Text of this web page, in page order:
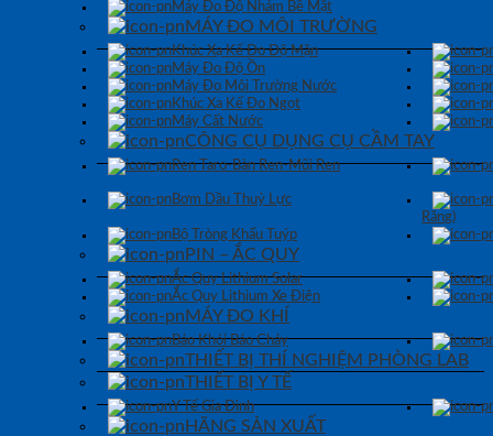
Máy Đo Độ Nhám Bề Mặt
MÁY ĐO MÔI TRƯỜNG
Khúc Xạ Kế Đo Độ Mặn
Máy Đo Độ Ồn
Máy Đo Môi Trường Nước
Khúc Xạ Kế Đo Ngọt
Máy Cất Nước
CÔNG CỤ DỤNG CỤ CẦM TAY
Ren Taro-Bàn Ren-Mũi Ren
Bơm Dầu Thuỷ Lực
Răng)
Bộ Tròng Khẩu Tuýp
PIN – ẮC QUY
Ắc Quy Lithium Solar
Ắc Quy Lithium Xe Điện
MÁY ĐO KHÍ
Báo Khói Báo Cháy
THIẾT BỊ THÍ NGHIỆM PHÒNG LAB
THIẾT BỊ Y TẾ
Y Tế Gia Đình
HÃNG SẢN XUẤT